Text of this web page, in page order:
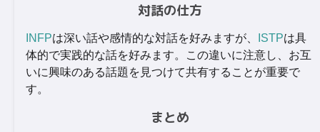
対話の仕方
INFPは深い話や感情的な対話を好みますが、 ISTPは具
体的で実践的な話を好みます。この違いに注意し、お互
いに興味のある話題を見つけて共有することが重要で
す。
まとめ